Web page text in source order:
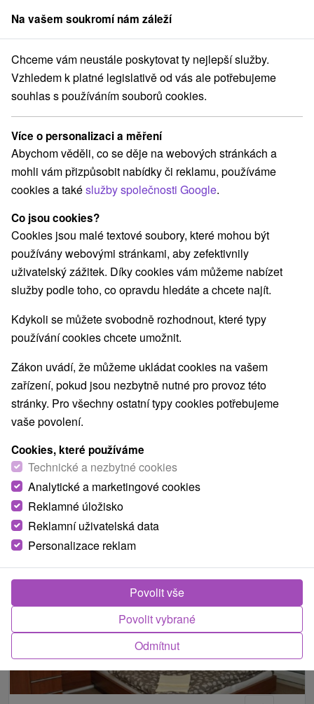
člen skupinySorger
Slovensko Žilinský kraj Terchová Penzión Šuštiak Terchová
Penzión Šuštiak Terchová
Terchová
Rezervovat přes booking
REZERVACE A VÝBĚR POBYTU
Kontaktujte přímo ubytovatele.
Navigovat do místa
O ZAŘÍZENÍ VYBAVENÍ
Na vašem soukromí nám záleží
Chceme vám neustále poskytovat ty nejlepší služby.
Vzhledem k platné legislativě od vás ale potřebujeme
souhlas s používáním souborů cookies.
Více o personalizaci a měření
Abychom věděli, co se děje na webových stránkách a
mohli vám přizpůsobit nabídky či reklamu, používáme
cookies a takéslužby společnosti Google.
Co jsou cookies?
Cookies jsou malé textové soubory, které mohou být
používány webovými stránkami, aby zefektivnily
uživatelský zážitek. Díky cookies vám můžeme nabízet
služby podle toho, co opravdu hledáte a chcete najít.
Kdykoli se můžete svobodně rozhodnout, které typy
používání cookies chcete umožnit.
Zákon uvádí, že můžeme ukládat cookies na vašem
zařízení, pokud jsou nezbytně nutné pro provoz této
stránky. Pro všechny ostatní typy cookies potřebujeme
vaše povolení.
Cookies, které používáme
Technické a nezbytné cookies
Analytické a marketingové cookies
Reklamné úložisko
Reklamní uživatelská data
Personalizace reklam
Odmítnut
Povolit vybrané
Povolit vše